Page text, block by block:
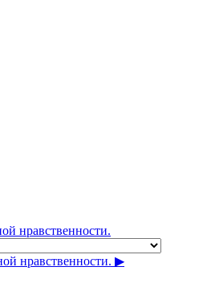
нравственности.
нравственности. ▶︎